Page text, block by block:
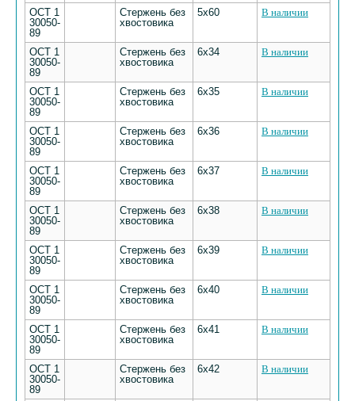
ОСТ 1
30050-
89
Стержень без
хвостовика
5х60 В наличии
ОСТ 1
30050-
89
Стержень без
хвостовика
6х34 В наличии
ОСТ 1
30050-
89
Стержень без
хвостовика
6х35 В наличии
ОСТ 1
30050-
89
Стержень без
хвостовика
6х36 В наличии
ОСТ 1
30050-
89
Стержень без
хвостовика
6х37 В наличии
ОСТ 1
30050-
89
Стержень без
хвостовика
6х38 В наличии
ОСТ 1
30050-
89
Стержень без
хвостовика
6х39 В наличии
ОСТ 1
30050-
89
Стержень без
хвостовика
6х40 В наличии
ОСТ 1
30050-
89
Стержень без
хвостовика
6х41 В наличии
ОСТ 1
30050-
89
Стержень без
хвостовика
6х42 В наличии